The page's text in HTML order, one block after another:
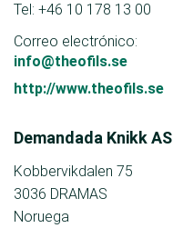
Tel: +46 10 178 13 00
Correo electrónico:
info@theofils.se
http://www.theofils.se
Demandada Knikk AS
Kobbervikdalen 75
3036 DRAMAS
Noruega